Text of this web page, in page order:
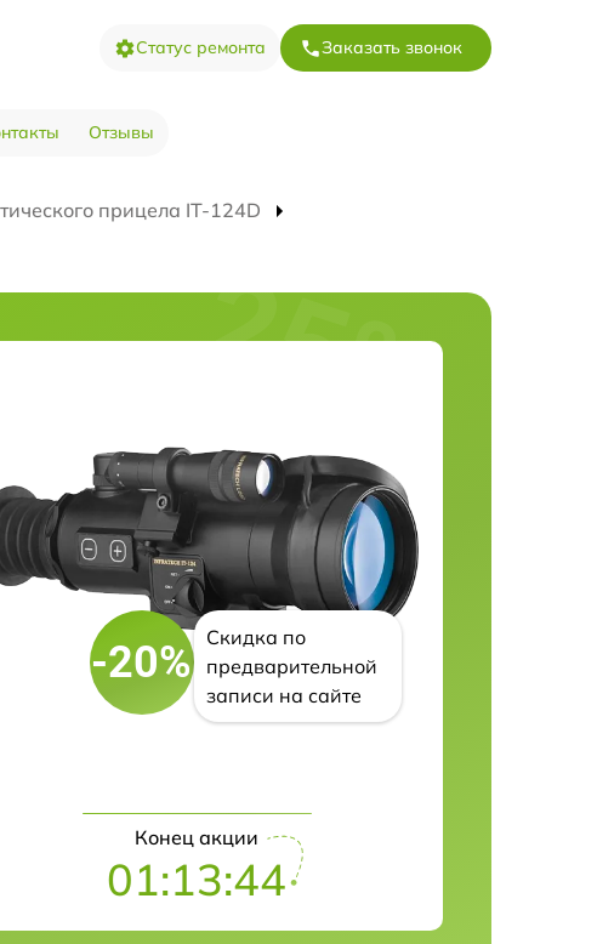
Статус ремонта Заказать звонок
Отзывы
прицела IT-124D
-20%
Скидка по
предварительной
записи на сайте
Конец акции
01:13:43